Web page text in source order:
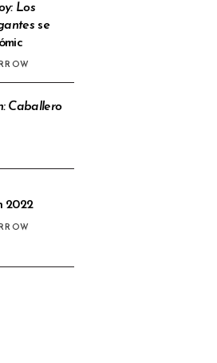
Los
se
Caballero
2022